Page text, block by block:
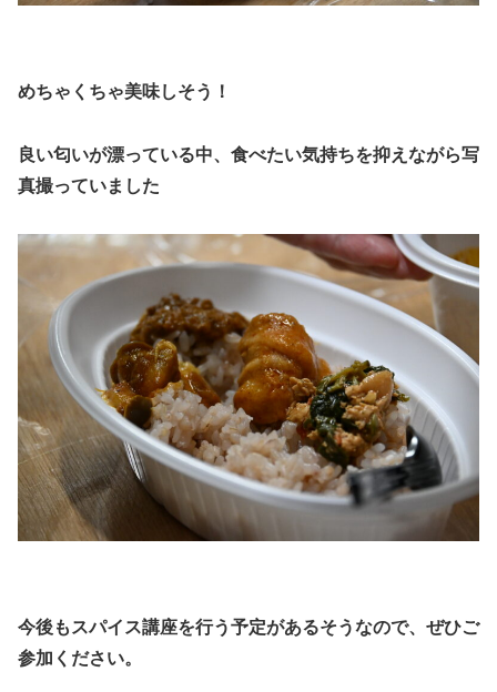
めちゃくちゃ美味しそう！
良い匂いが漂っている中、食べたい気持ちを抑えながら写
真撮っていました
今後もスパイス講座を行う予定があるそうなので、ぜひご
参加ください。